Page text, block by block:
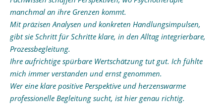
manchmal an ihre Grenzen kommt.
Mit präzisen Analysen und konkreten Handlungsimpulsen,
gibt sie Schritt für Schritte klare, in den Alltag integrierbare,
Prozessbegleitung.
Ihre aufrichtige spürbare Wertschätzung tut gut. Ich fühlte
mich immer verstanden und ernst genommen.
Wer eine klare positive Perspektive und herzenswarme
professionelle Begleitung sucht, ist hier genau richtig.